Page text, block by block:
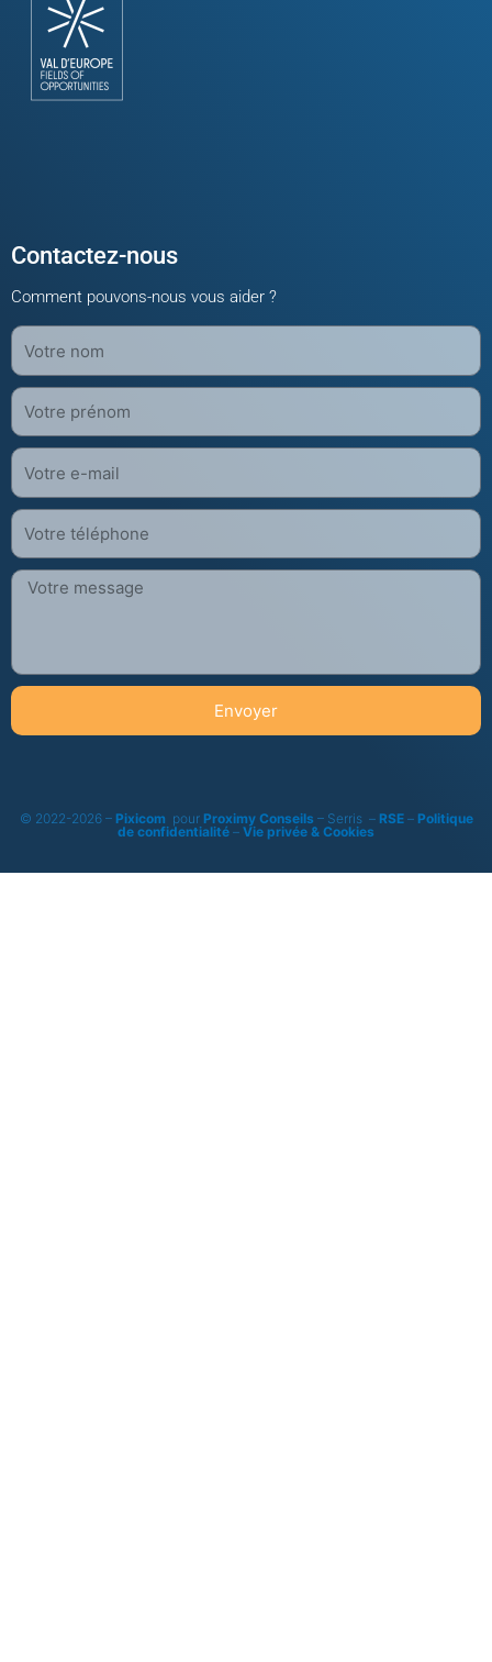
Contactez-nous
Comment pouvons-nous vous aider ?
Nom
Prénom
Votre
mail
Téléphone
Message
Envoyer
© 2022-2026 –Pixicom pour Proximy Conseils – Serris – RSE– Politique
de confidentialité – Vie privée & Cookies